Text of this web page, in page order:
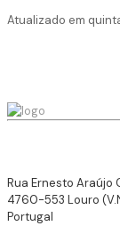
Atualizado em
Rua Ernesto Araújo
4760-553 Louro
Portugal